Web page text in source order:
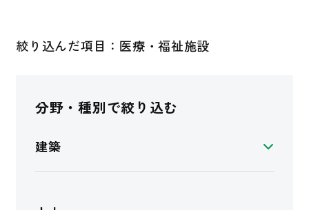
絞り込んだ項目：医療・福祉施設
分野・種別で絞り込む
建築